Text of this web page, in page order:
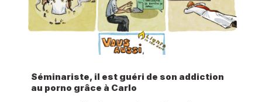
Séminariste, il est guéri de son addiction
au porno grâce à Carlo